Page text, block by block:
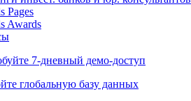
Pages
Awards
7-дневный демо-доступ
глобальную базу данных